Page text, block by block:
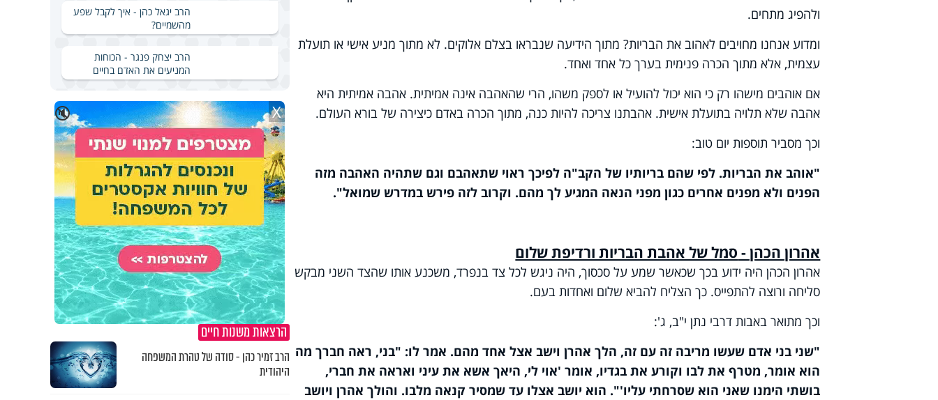
ולהפיג מתחים.
ומדוע אנחנו מחויבים לאהוב את הבריות? מתוך הידיעה שנבראו בצלם אלוקים. לא מתוך מניע אישי או תועלת
עצמית, אלא מתוך הכרה פנימית בערך כל אחד ואחד.
אם אוהבים מישהו רק כי הוא יכול להועיל או לספק משהו, הרי שהאהבה אינה אמיתית. אהבה אמיתית היא
אהבה שלא תלויה בתועלת אישית. אהבתנו צריכה להיות כנה, מתוך הכרה באדם כיצירה של בורא העולם.
וכך מסביר תוספות יום טוב:
"אוהב את הבריות. לפי שהם בריותיו של הקב"ה לפיכך ראוי שתאהבם וגם שתהיה האהבה מזה
הפנים ולא מפנים אחרים כגון מפני הנאה המגיע לך מהם. וקרוב לזה פירש במדרש שמואל".
אהרון הכהן - סמל של אהבת הבריות ורדיפת שלום
אהרון הכהן היה ידוע בכך שכאשר שמע על סכסוך, היה ניגש לכל צד בנפרד, משכנע אותו שהצד השני מבקש
סליחה ורוצה להתפייס. כך הצליח להביא שלום ואחדות בעם.
וכך מתואר באבות דרבי נתן י"ב, ג':
"שני בני אדם שעשו מריבה זה עם זה, הלך אהרן וישב אצל אחד מהם. אמר לו: "בני, ראה חברך מה
הוא אומר, מטרף את לבו וקורע את בגדיו, אומר 'אוי לי, היאך אשא את עיני ואראה את חברי,
בושתי הימנו שאני הוא שסרחתי עליו'". הוא יושב אצלו עד שמסיר קנאה מלבו. והולך אהרן ויושב
הרב יגאל כהן - איך לקבל שפע
מהשמיים?
הרב יצחק פנגר - הכוחות
המניעים את האדם בחיים
🔇 X
הרצאות משנות חיים
הרב זמיר כהן - סודה של טהרת המשפחה
היהודית